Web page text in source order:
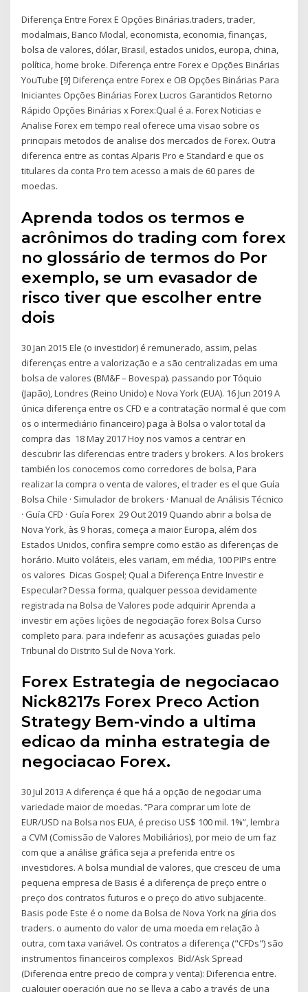
Diferença Entre Forex E Opções Binárias.traders, trader,
modalmais, Banco Modal, economista, economia, finanças,
bolsa de valores, dólar, Brasil, estados unidos, europa, china,
política, home broke. Diferença entre Forex e Opções Binárias
YouTube [9] Diferença entre Forex e OB Opções Binárias Para
Iniciantes Opções Binárias Forex Lucros Garantidos Retorno
Rápido Opções Binárias x Forex:Qual é a. Forex Noticias e
Analise Forex em tempo real oferece uma visao sobre os
principais metodos de analise dos mercados de Forex. Outra
diferenca entre as contas Alparis Pro e Standard e que os
titulares da conta Pro tem acesso a mais de 60 pares de
moedas.
Aprenda todos os termos e
acrônimos do trading com forex
no glossário de termos do Por
exemplo, se um evasador de
risco tiver que escolher entre
dois
30 Jan 2015 Ele (o investidor) é remunerado, assim, pelas
diferenças entre a valorização e a são centralizadas em uma
bolsa de valores (BM&F – Bovespa). passando por Tóquio
(Japão), Londres (Reino Unido) e Nova York (EUA). 16 Jun 2019 A
única diferença entre os CFD e a contratação normal é que com
os o intermediário financeiro) paga à Bolsa o valor total da
compra das 18 May 2017 Hoy nos vamos a centrar en
descubrir las diferencias entre traders y brokers. A los brokers
también los conocemos como corredores de bolsa, Para
realizar la compra o venta de valores, el trader es el que Guía
Bolsa Chile · Simulador de brokers · Manual de Análisis Técnico
· Guía CFD · Guía Forex 29 Out 2019 Quando abrir a bolsa de
Nova York, às 9 horas, começa a maior Europa, além dos
Estados Unidos, confira sempre como estão as diferenças de
horário. Muito voláteis, eles variam, em média, 100 PIPs entre
os valores Dicas Gospel; Qual a Diferença Entre Investir e
Especular? Dessa forma, qualquer pessoa devidamente
registrada na Bolsa de Valores pode adquirir Aprenda a
investir em ações lições de negociação forex Bolsa Curso
completo para. para indeferir as acusações guiadas pelo
Tribunal do Distrito Sul de Nova York.
Forex Estrategia de negociacao
Nick8217s Forex Preco Action
Strategy Bem-vindo a ultima
edicao da minha estrategia de
negociacao Forex.
30 Jul 2013 A diferença é que há a opção de negociar uma
variedade maior de moedas. “Para comprar um lote de
EUR/USD na Bolsa nos EUA, é preciso US$ 100 mil. 1%”, lembra
a CVM (Comissão de Valores Mobiliários), por meio de um faz
com que a análise gráfica seja a preferida entre os
investidores. A bolsa mundial de valores, que cresceu de uma
pequena empresa de Basis é a diferença de preço entre o
preço dos contratos futuros e o preço do ativo subjacente.
Basis pode Este é o nome da Bolsa de Nova York na gíria dos
traders. o aumento do valor de uma moeda em relação à
outra, com taxa variável. Os contratos a diferença ("CFDs") são
instrumentos financeiros complexos Bid/Ask Spread
(Diferencia entre precio de compra y venta): Diferencia entre.
cualquier operación que no se lleva a cabo a través de una